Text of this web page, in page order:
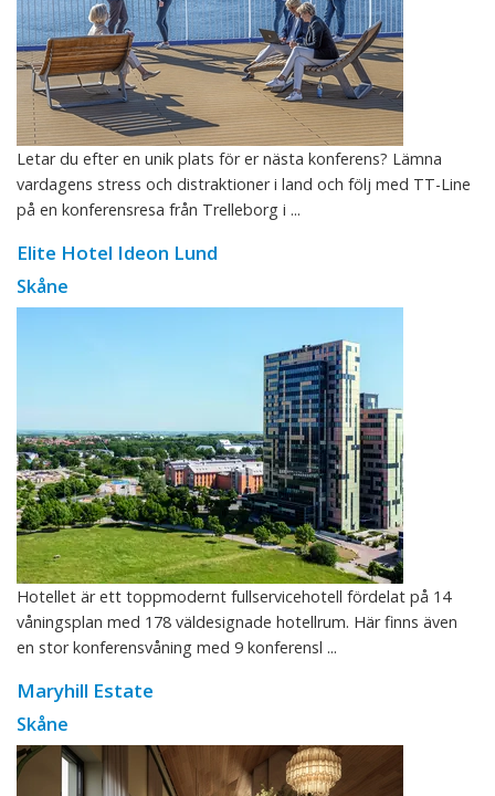
Letar du efter en unik plats för er nästa konferens? Lämna
vardagens stress och distraktioner i land och följ med TT-Line
på en konferensresa från Trelleborg i ...
Elite Hotel Ideon Lund
Skåne
Hotellet är ett toppmodernt fullservicehotell fördelat på 14
våningsplan med 178 väldesignade hotellrum. Här finns även
en stor konferensvåning med 9 konferensl ...
Maryhill Estate
Skåne